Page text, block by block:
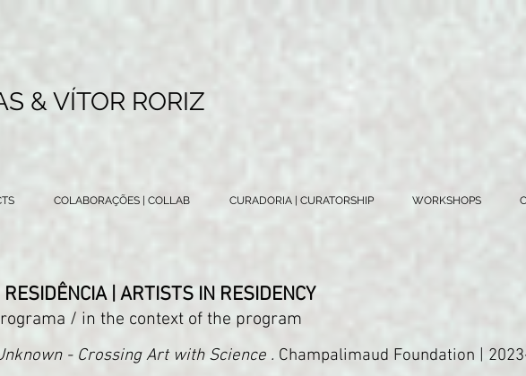
& VÍTOR RORIZ
COLABORAÇÕES | COLLAB CURADORIA | CURATORSHIP WORKSHOPS
| ARTISTS IN RESIDENCY
/ in the context of the program
- Crossing Art with Science . Champalimaud Foundation |